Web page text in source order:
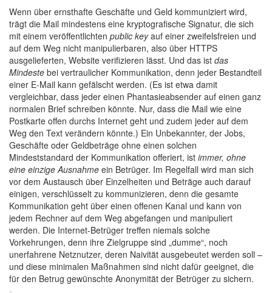
Wenn über ernsthafte Geschäfte und Geld kommuniziert wird,
trägt die Mail mindestens eine kryptografische Signatur, die sich
mit einem veröffentlichten public keyauf einer zweifelsfreien und
auf dem Weg nicht manipulierbaren, also über HTTPS
ausgelieferten, Website verifizieren lässt. Und das ist das
Mindeste bei vertraulicher Kommunikation, denn jeder Bestandteil
einer E-Mail kann gefälscht werden. (Es ist etwa damit
vergleichbar, dass jeder einen Phantasieabsender auf einen ganz
normalen Brief schreiben könnte. Nur, dass die Mail wie eine
Postkarte offen durchs Internet geht und zudem jeder auf dem
Weg den Text verändern könnte.) Ein Unbekannter, der Jobs,
Geschäfte oder Geldbeträge ohne einen solchen
Mindeststandard der Kommunikation offeriert, ist immer, ohne
eine einzige Ausnahme ein Betrüger. Im Regelfall wird man sich
vor dem Austausch über Einzelheiten und Beträge auch darauf
einigen, verschlüsselt zu kommunizieren, denn die gesamte
Kommunikation geht über einen offenen Kanal und kann von
jedem Rechner auf dem Weg abgefangen und manipuliert
werden. Die Internet-Betrüger treffen niemals solche
Vorkehrungen, denn ihre Zielgruppe sind „dumme“, noch
unerfahrene Netznutzer, deren Naivität ausgebeutet werden soll –
und diese minimalen Maßnahmen sind nicht dafür geeignet, die
für den Betrug gewünschte Anonymität der Betrüger zu sichern.